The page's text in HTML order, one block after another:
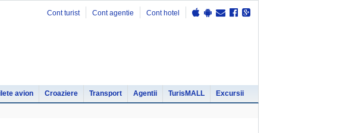
Cont turist Cont agentie Cont hotel
avion Croaziere Transport Agentii TurisMALL Excursii